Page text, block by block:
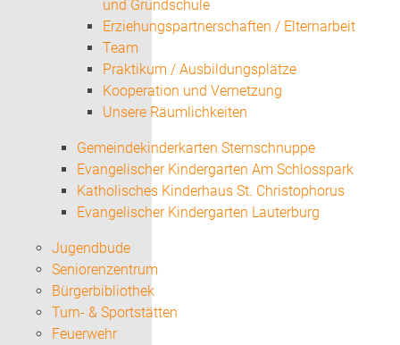
und Grundschule
Erziehungspartnerschaften / Elternarbeit
Team
Praktikum / Ausbildungsplätze
Kooperation und Vernetzung
Unsere Räumlichkeiten
Gemeindekinderkarten Sternschnuppe
Evangelischer Kindergarten Am Schlosspark
Katholisches Kinderhaus St. Christophorus
Evangelischer Kindergarten Lauterburg
Jugendbude
Seniorenzentrum
Bürgerbibliothek
Turn- & Sportstätten
Feuerwehr